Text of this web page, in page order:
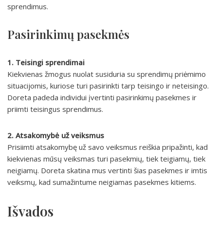
sprendimus.
Pasirinkimų pasekmės
1. Teisingi sprendimai
Kiekvienas žmogus nuolat susiduria su sprendimų priėmimo
situacijomis, kuriose turi pasirinkti tarp teisingo ir neteisingo.
Doreta padeda individui įvertinti pasirinkimų pasekmes ir
priimti teisingus sprendimus.
2. Atsakomybė už veiksmus
Prisiimti atsakomybę už savo veiksmus reiškia pripažinti, kad
kiekvienas mūsų veiksmas turi pasekmių, tiek teigiamų, tiek
neigiamų. Doreta skatina mus vertinti šias pasekmes ir imtis
veiksmų, kad sumažintume neigiamas pasekmes kitiems.
Išvados